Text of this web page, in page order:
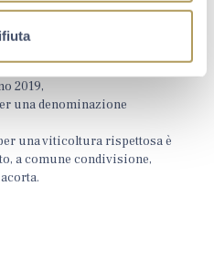
suo primo Report di
2019,
una denominazione
una viticoltura rispettosa è
a comune condivisione,